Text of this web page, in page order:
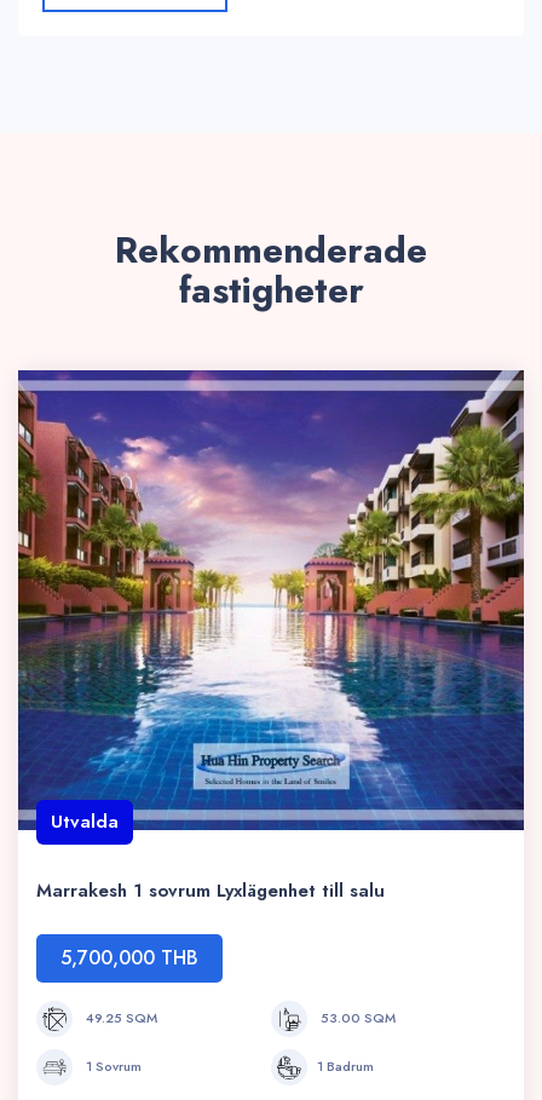
Rekommenderade
fastigheter
Utvalda
Marrakesh 1 sovrum Lyxlägenhet till salu
5,700,000 THB
49.25 SQM 53.00 SQM
1 Sovrum 1 Badrum